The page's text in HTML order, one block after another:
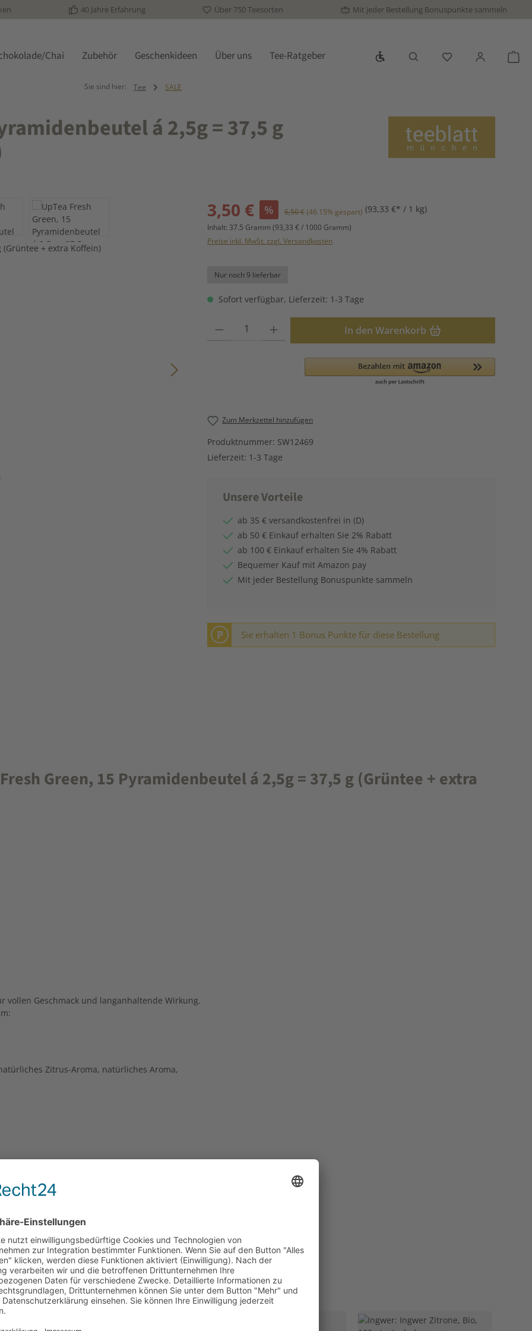
40 Jahre Erfahrung Über 750 Teesorten Mit jeder Bestellung Bonuspunkte sammeln
Chai Zubehör Geschenkideen Über uns Tee-Ratgeber Werkzeugleiste anzeigen
Du hast 0
Sie sind hier: Tee SALE
á 2,5g = 37,5 g
Verkaufspreis:
3,50 € % Regulärer Preis:
6,50 €(46.15% gespart) (93,33 €* / 1 kg)
Inhalt: 37.5 Gramm (93,33 € / 1000 Gramm)
Preise inkl. MwSt. zzgl. Versandkosten
Nur noch 9 lieferbar
Sofort verfügbar, Lieferzeit: 1-3 Tage
Produkt Anzahl: Gib den gewünschten Wert ein oder benutze die Schaltflächen
In den Warenkorb
Zum Merkzettel hinzufügen
Produktnummer: SW12469
Lieferzeit: 1-3 Tage
Unsere Vorteile
ab 35 € versandkostenfrei in (D)
ab 50 € Einkauf erhalten Sie 2% Rabatt
ab 100 € Einkauf erhalten Sie 4% Rabatt
Bequemer Kauf mit Amazon pay
Mit jeder Bestellung Bonuspunkte sammeln
P Sie erhalten 1 Bonus Punkte für diese Bestellung
Green, 15 Pyramidenbeutel á 2,5g = 37,5 g (Grüntee + extra
Geschmack und langanhaltende Wirkung.
Zitrus-Aroma, natürliches Aroma,
Frauen nicht empfohlen.